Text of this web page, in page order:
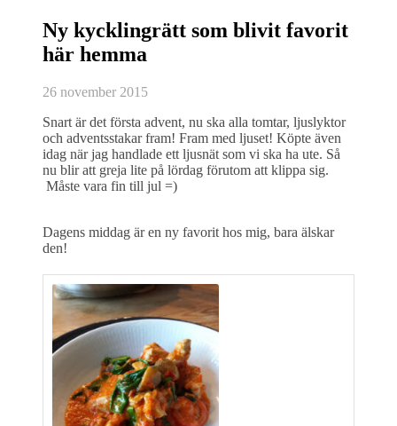
Ny kycklingrätt som blivit favorit
här hemma
26 november 2015
Snart är det första advent, nu ska alla tomtar, ljuslyktor
och adventsstakar fram! Fram med ljuset! Köpte även
idag när jag handlade ett ljusnät som vi ska ha ute. Så
nu blir att greja lite på lördag förutom att klippa sig.
Måste vara fin till jul =)
Dagens middag är en ny favorit hos mig, bara älskar
den!